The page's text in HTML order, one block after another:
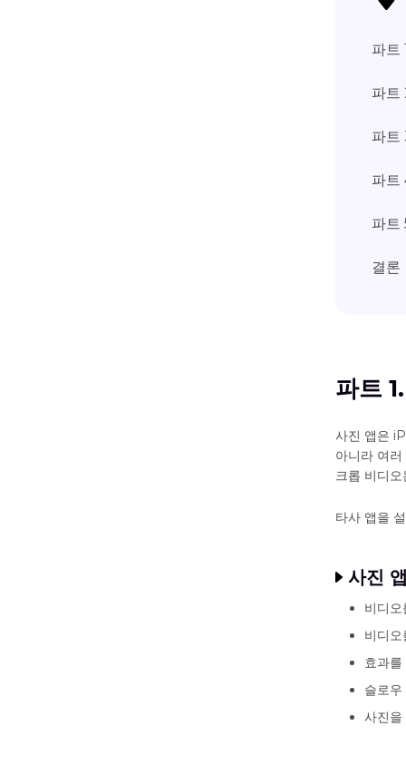
파트
파트
파트
파트
파트
결론
파트
사진 앱은
아니라 여
크롭 비디
타사 앱을
사진
비디
비디
효과
슬로
사진을